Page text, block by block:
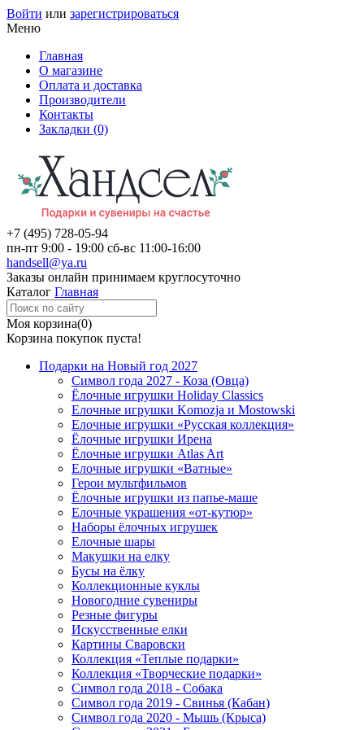
Войти или зарегистрироваться
Меню
Главная
О магазине
Оплата и доставка
Производители
Контакты
Закладки (0)
+7 (495) 728-05-94
пн-пт 9:00 - 19:00 сб-вс 11:00-16:00
handsell@ya.ru
Заказы онлайн принимаем круглосуточно
Каталог Главная
Моя корзина(0)
Корзина покупок пуста!
Подарки на Новый год 2027
Символ года 2027 - Коза (Овца)
Ёлочные игрушки Holiday Classics
Елочные игрушки Komozja и Mostowski
Елочные игрушки «Русская коллекция»
Ёлочные игрушки Ирена
Ёлочные игрушки Atlas Art
Елочные игрушки «Ватные»
Герои мультфильмов
Ёлочные игрушки из папье-маше
Елочные украшения «от-кутюр»
Наборы ёлочных игрушек
Елочные шары
Макушки на елку
Бусы на ёлку
Коллекционные куклы
Новогодние сувениры
Резные фигуры
Искусственные елки
Картины Сваровски
Коллекция «Теплые подарки»
Коллекция «Творческие подарки»
Символ года 2018 - Собака
Символ года 2019 - Свинья (Кабан)
Символ года 2020 - Мышь (Крыса)